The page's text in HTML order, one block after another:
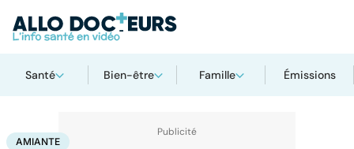
Santé Bien-être Famille Émissions
AccueilSanté Amiante
AMIANTE